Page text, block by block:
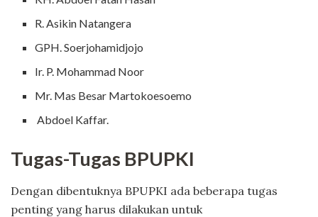
R. Asikin Natangera
GPH. Soerjohamidjojo
Ir. P. Mohammad Noor
Mr. Mas Besar Martokoesoemo
Abdoel Kaffar.
Tugas-Tugas BPUPKI
Dengan dibentuknya BPUPKI ada beberapa tugas
penting yang harus dilakukan untuk